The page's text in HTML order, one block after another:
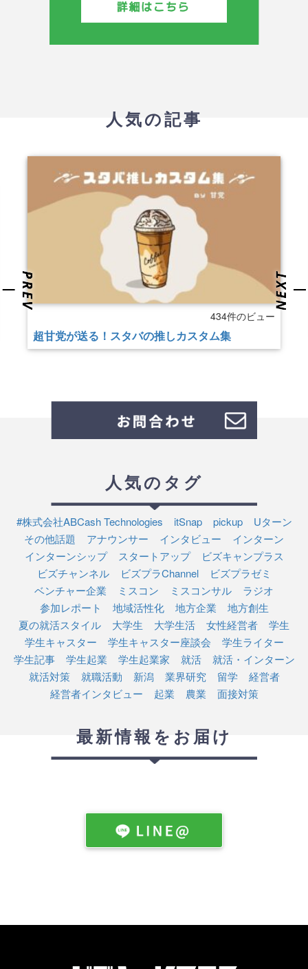
人気の記事
434件のビュー
超甘党が送る！スタバの推しカスタム集
人気のタグ
#株式会社ABCash Technologies itSnap pickup
Uターン
その他話題
アナウンサー インタビュー
インターン
インターンシップ
スタートアップ
ビズキャンプラス
ビズチャンネル
ビズプラChannel
ビズプラゼミ
ベンチャー企業
ミスコン ミスコンサル
ラジオ
参加レポート
地域活性化 地方企業
地方創生
夏の就活スタイル
大学生 大学生活 女性経営者
学生
学生キャスター
学生キャスター座談会
学生ライター
学生記事
学生起業 学生起業家 就活
就活・インターン
就活対策
就職活動 新潟 業界研究 留学
経営者
経営者インタビュー
起業 農業 面接対策
最新情報をお届け